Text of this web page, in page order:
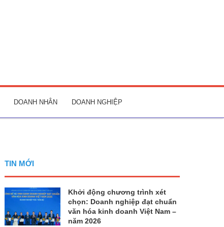
DOANH NHÂN DOANH NGHIỆP
TIN MỚI
Khởi động chương trình xét
chọn: Doanh nghiệp đạt chuẩn
văn hóa kinh doanh Việt Nam –
năm 2026